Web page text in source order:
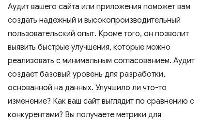
Аудит вашего сайта или приложения поможет вам
создать надежный и высокопроизводительный
пользовательский опыт. Кроме того, он позволит
выявить быстрые улучшения, которые можно
реализовать с минимальным согласованием. Аудит
создает базовый уровень для разработки,
основанной на данных. Улучшило ли что-то
изменение? Как ваш сайт выглядит по сравнению с
конкурентами? Вы получаете метрики для